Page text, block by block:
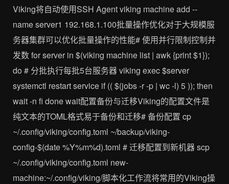
Viking将自动使用SSH Agent viking machine add --
name server1 192.168.1.100批量操作优化对于大规模服
务器集群可以优化批量操作的性能# 使用并行限制控制并
发数 for server in $(viking machine list | awk {print $1});
do # 分批执行每批5台服务器 viking exec $server
systemctl restart service if (( $(jobs -r -p | wc -l) 5 )); then
wait -n fi done wait配置备份与迁移Viking的配置文件是
纯文本的TOML格式易于备份和迁移# 备份配置 cp
~/.config/viking/config.toml ~/backup/viking-
config-$(date %Y%m%d).toml # 迁移配置到新机器 scp
~/.config/viking/config.toml new-
machine:~/.config/viking/脚本化工作流将常用的Viking操